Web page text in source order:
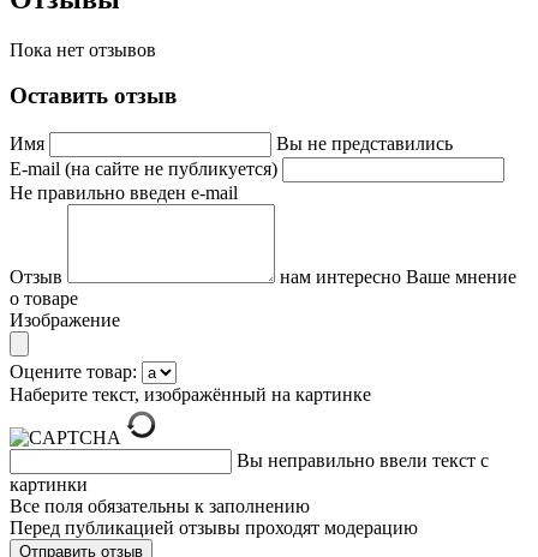
Пока нет отзывов
Оставить отзыв
Имя
Вы не представились
E-mail (на сайте не публикуется)
Не правильно введен e-mail
Отзыв
нам интересно Ваше мнение
о товаре
Изображение
Оцените товар:
Наберите текст, изображённый на картинке
Вы неправильно ввели текст с
картинки
Все поля обязательны к заполнению
Перед публикацией отзывы проходят модерацию